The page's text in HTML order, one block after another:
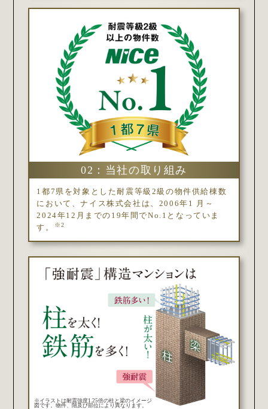
02：当社の取り組み
1都7県を対象とした耐震等級2級の物件供給棟数
において、ナイス株式会社は、2006年1 月～
2024年12月までの19年間でNo.1となっていま
す。
※2
※イラストは耐震強度1.25倍の柱と梁のイメージ
図です。物件、階及び部位により異なります。